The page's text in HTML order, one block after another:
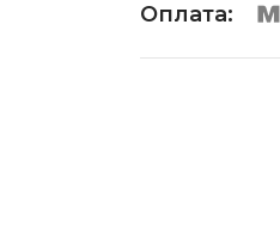
Оплата: